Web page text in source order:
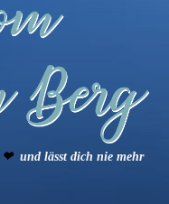
❤und lässt dich nie mehr